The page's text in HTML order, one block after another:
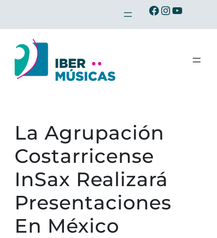
contenido
Ibermusicas en Facebook
Ibermusicas en Instagram
Ibermusicas en Youtube
La Agrupación
Costarricense
InSax Realizará
Presentaciones
En México